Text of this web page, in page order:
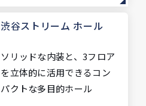
渋谷ストリーム ホール
ソリッドな内装と、3フロア
を立体的に活用できるコン
パクトな多目的ホール